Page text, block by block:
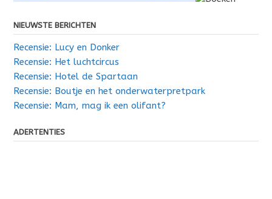
NIEUWSTE BERICHTEN
Recensie: Lucy en Donker
Recensie: Het luchtcircus
Recensie: Hotel de Spartaan
Recensie: Boutje en het onderwaterpretpark
Recensie: Mam, mag ik een olifant?
ADERTENTIES